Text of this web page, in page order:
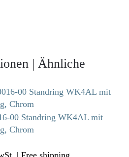
| Ähnliche
00 Standring WK4AL mit
Chrom
| Free shipping